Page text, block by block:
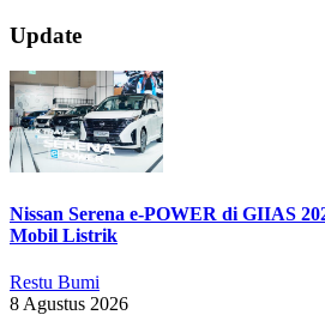
2019-
10-
04
Update
Nissan Serena e-POWER di GIIAS
Mobil Listrik
Restu Bumi
8 Agustus 2026